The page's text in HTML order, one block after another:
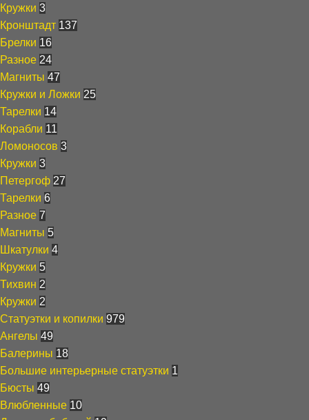
Кружки 3
Кронштадт 137
Брелки 16
Разное 24
Магниты 47
Кружки и Ложки 25
Тарелки 14
Корабли 11
Ломоносов 3
Кружки 3
Петергоф 27
Тарелки 6
Разное 7
Магниты 5
Шкатулки 4
Кружки 5
Тихвин 2
Кружки 2
Статуэтки и копилки 979
Ангелы 49
Балерины 18
Большие интерьерные статуэтки 1
Бюсты 49
Влюбленные 10